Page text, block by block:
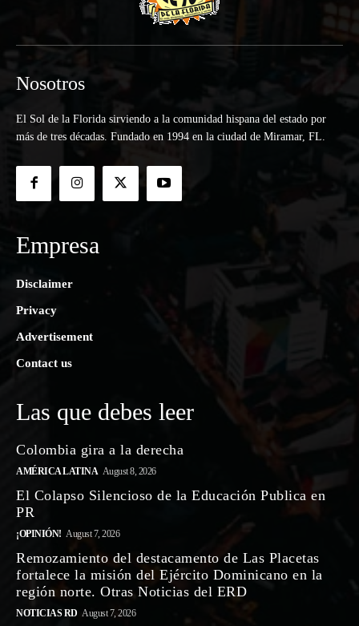
Nosotros
El Sol de la Florida sirviendo a la comunidad hispana del estado por
más de tres décadas. Fundado en 1994 en la ciudad de Miramar, FL.
Empresa
Disclaimer
Privacy
Advertisement
Contact us
Las que debes leer
Colombia gira a la derecha
AMÉRICA LATINA August 8, 2026
El Colapso Silencioso de la Educación Publica en
PR
¡OPINIÓN! August 7, 2026
Remozamiento del destacamento de Las Placetas
fortalece la misión del Ejército Dominicano en la
región norte. Otras Noticias del ERD
NOTICIAS RD August 7, 2026